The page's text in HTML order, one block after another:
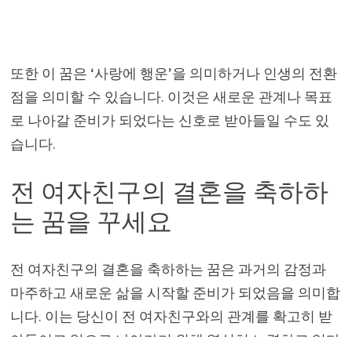
또한 이 꿈은 ‘사랑에 행운’을 의미하거나 인생의 전환
점을 의미할 수 있습니다. 이것은 새로운 관계나 목표
로 나아갈 준비가 되었다는 신호로 받아들일 수도 있
습니다.
전 여자친구의 결혼을 축하하
는 꿈을 꾸세요
전 여자친구의 결혼을 축하하는 꿈은 과거의 감정과
마주하고 새로운 삶을 시작할 준비가 되었음을 의미합
니다. 이는 당신이 전 여자친구와의 관계를 확고히 받